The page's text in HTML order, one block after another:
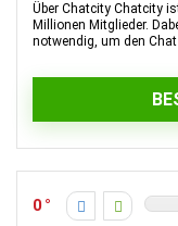
Über Chatcity Chatcity
Millionen Mitglieder.
notwendig, um den Chat
0